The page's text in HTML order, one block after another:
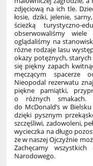
zdjęciową na ich tle.
łosie, dziki, jelenie,
ścieżką turystyczno-
obserwowaliśmy
oglądaliśmy na
różne rodzaje lasu
okazy potężnych, starych
się piękny zapach
męczącym spacerze
Nieopodal rezerwatu
piękne pamiątki,
o różnych smakach.
do McDonald’s w
dzięki pysznym
szczęśliwi, zadowoleni,
wycieczka na długo
że w naszej Ojczyźnie
Zachęcamy wszystkich
Narodowego.